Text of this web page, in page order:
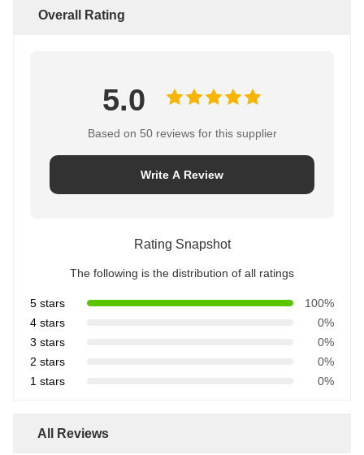
Overall Rating
5.0
Based on 50 reviews for this supplier
Write A Review
Rating Snapshot
The following is the distribution of all ratings
5 stars
100%
4 stars
0%
3 stars
0%
2 stars
0%
1 stars
0%
All Reviews